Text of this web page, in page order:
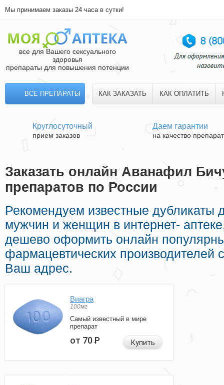
Мы принимаем заказы 24 часа в сутки!
все для Вашего сексуального
здоровья
препараты для повышения потенции
ВСЕ ПРЕПАРАТЫ КАК ЗАКАЗАТЬ КАК ОПЛАТИТЬ
Круглосуточный
прием заказов
Даем гарантии
на качество
Заказать онлайн Аванафил
препаратов по России
Рекомендуем известные дубликаты
мужчин и женщин в интернет-
дешево оформить онлайн
фармацевтических производителей
Ваш адрес.
Виагра
100мг
Самый известный в мире
препарат
от 70Р Купить